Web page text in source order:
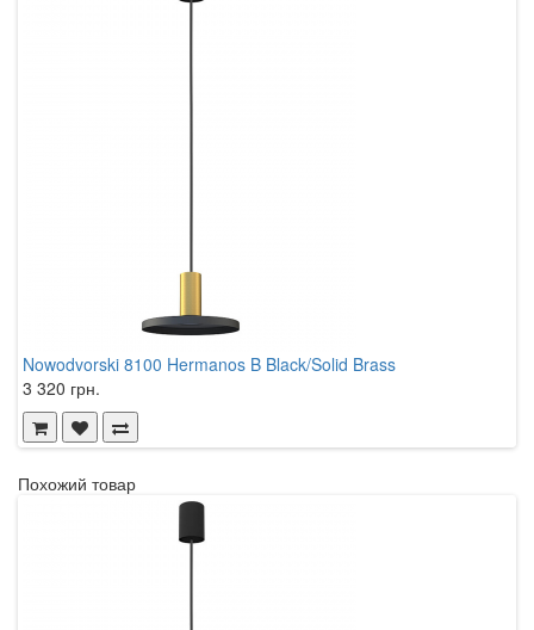
Nowodvorski 8100 Hermanos B Black/Solid Brass
3 320 грн.
Похожий товар